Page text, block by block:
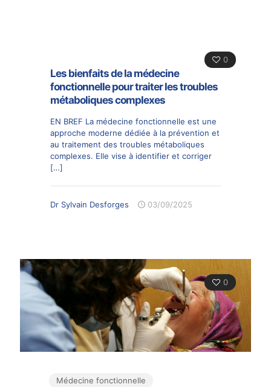
0
Les bienfaits de la médecine
fonctionnelle pour traiter les troubles
métaboliques complexes
EN BREF La médecine fonctionnelle est une
approche moderne dédiée à la prévention et
au traitement des troubles métaboliques
complexes. Elle vise à identifier et corriger
[…]
Dr Sylvain Desforges 03/09/2025
0
Médecine fonctionnelle